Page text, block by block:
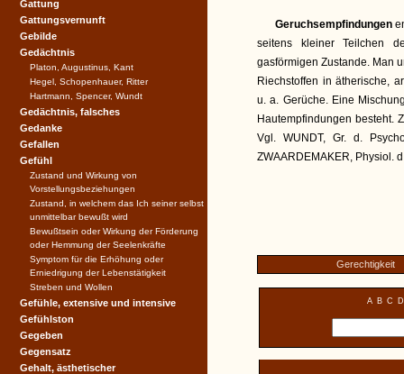
Geruchsempfindungen
seitens kleiner Teilchen
gasförmigen Zustande. Man
Riechstoffen in ätherische,
u. a. Gerüche. Eine
Hautempfindungen besteht.
Vgl. WUNDT, Gr. d.
ZWAARDEMAKER, Physiol.
Gerechtigkeit
A B C D
Gattung
Gattungsvernunft
Gebilde
Gedächtnis
Platon, Augustinus, Kant
Hegel, Schopenhauer, Ritter
Hartmann, Spencer, Wundt
Gedächtnis, falsches
Gedanke
Gefallen
Gefühl
Zustand und Wirkung von
Vorstellungsbeziehungen
Zustand, in welchem das Ich seiner selbst
unmittelbar bewußt wird
Bewußtsein oder Wirkung der Förderung
oder Hemmung der Seelenkräfte
Symptom für die Erhöhung oder
Erniedrigung der Lebenstätigkeit
Streben und Wollen
Gefühle, extensive und intensive
Gefühlston
Gegeben
Gegensatz
Gehalt, ästhetischer